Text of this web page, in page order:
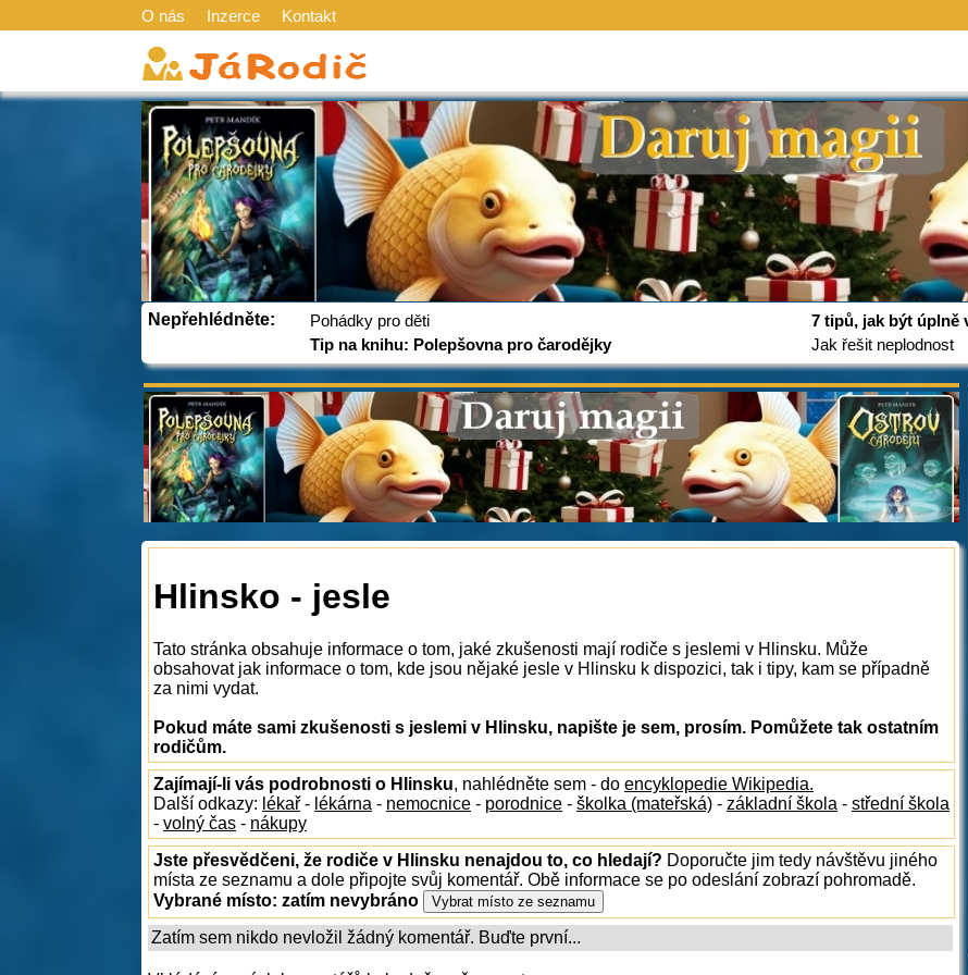
O nás Inzerce Kontakt
Nepřehlédněte:
Pohádky pro děti
Tip na knihu: Polepšovna pro čarodějky
7 tipů, jak být úplně
Jak řešit neplodnost
Hlinsko - jesle
Tato stránka obsahuje informace o tom, jaké zkušenosti mají rodiče s jeslemi v Hlinsku. Může
obsahovat jak informace o tom, kde jsou nějaké jesle v Hlinsku k dispozici, tak i tipy, kam se případně
za nimi vydat.
Pokud máte sami zkušenosti s jeslemi v Hlinsku, napište je sem, prosím. Pomůžete tak ostatním
rodičům.
Zajímají-li vás podrobnosti o Hlinsku, nahlédněte sem - do encyklopedie Wikipedia.
Další odkazy: lékař - lékárna - nemocnice - porodnice - školka (mateřská) - základní škola - střední škola
- volný čas - nákupy
Jste přesvědčeni, že rodiče v Hlinsku nenajdou to, co hledají? Doporučte jim tedy návštěvu jiného
místa ze seznamu a dole připojte svůj komentář. Obě informace se po odeslání zobrazí pohromadě.
Vybrané místo: zatím nevybráno
Zatím sem nikdo nevložil žádný komentář. Buďte první...